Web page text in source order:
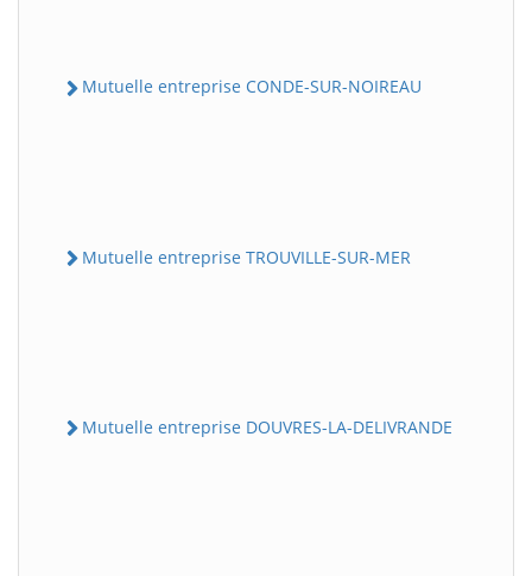
Mutuelle entreprise CONDE-SUR-NOIREAU
Mutuelle entreprise TROUVILLE-SUR-MER
Mutuelle entreprise DOUVRES-LA-DELIVRANDE